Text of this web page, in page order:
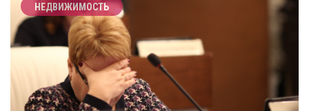
НЕДВИЖИМОСТЬ